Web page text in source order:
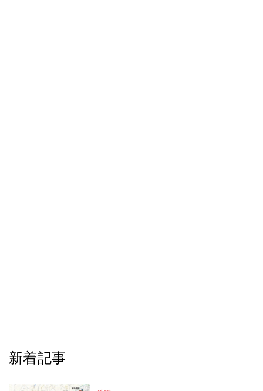
新着記事